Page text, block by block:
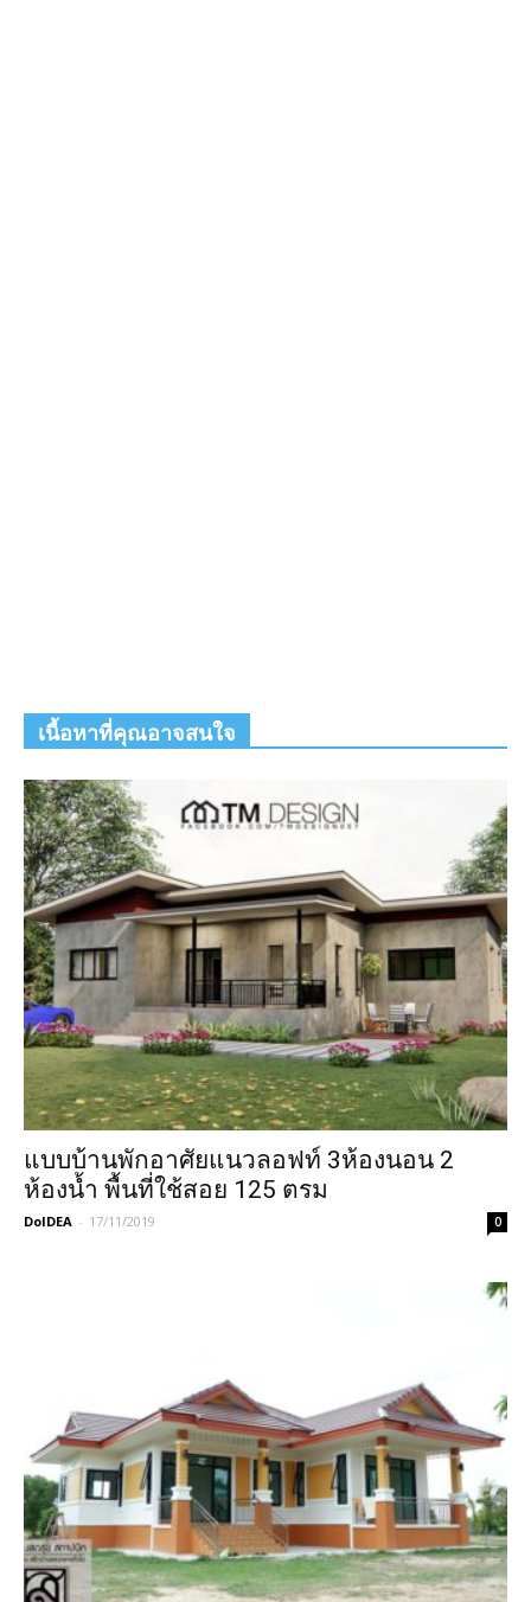
เนื้อหาที่คุณอาจสนใจ
แบบบ้านพักอาศัยแนวลอฟท์ 3ห้องนอน 2
ห้องน้ำ พื้นที่ใช้สอย 125 ตรม
DoIDEA - 17/11/2019 0